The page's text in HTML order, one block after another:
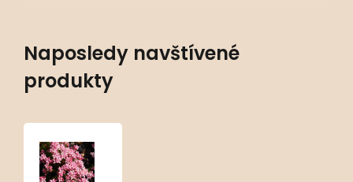
Naposledy navštívené
produkty